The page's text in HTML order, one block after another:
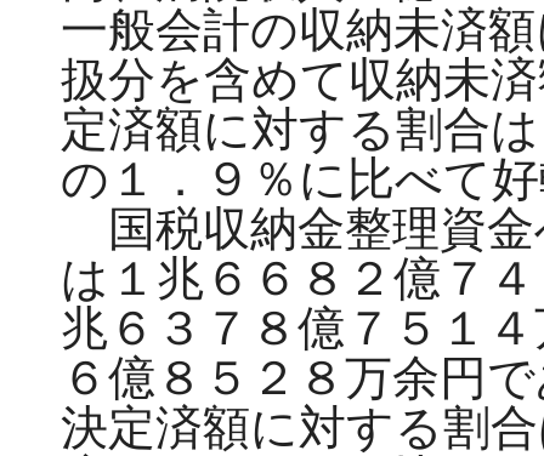
一般会計の収納未済
扱分を含めて収納未
定済額に対する割合
の１．９％に比べて
国税収納金整理資金
は１兆６６８２億７
兆６３７８億７５１
６億８５２８万余円
決定済額に対する割